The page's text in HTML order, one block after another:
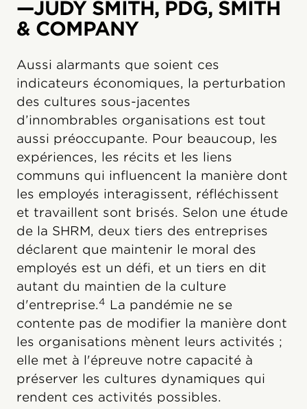
—JUDY SMITH, PDG, SMITH
& COMPANY
Aussi alarmants que soient ces
indicateurs économiques, la perturbation
des cultures sous-jacentes
d’innombrables organisations est tout
aussi préoccupante. Pour beaucoup, les
expériences, les récits et les liens
communs qui influencent la manière dont
les employés interagissent, réfléchissent
et travaillent sont brisés. Selon une étude
de la SHRM, deux tiers des entreprises
déclarent que maintenir le moral des
employés est un défi, et un tiers en dit
autant du maintien de la culture
d'entreprise.4 La pandémie ne se
contente pas de modifier la manière dont
les organisations mènent leurs activités ;
elle met à l'épreuve notre capacité à
préserver les cultures dynamiques qui
rendent ces activités possibles.